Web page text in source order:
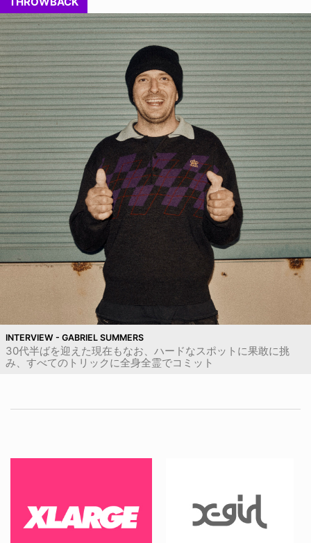
INTERVIEW - GABRIEL SUMMERS
30代半ばを迎えた現在もなお、ハードなスポットに果敢に挑
み、すべてのトリックに全身全霊でコミット